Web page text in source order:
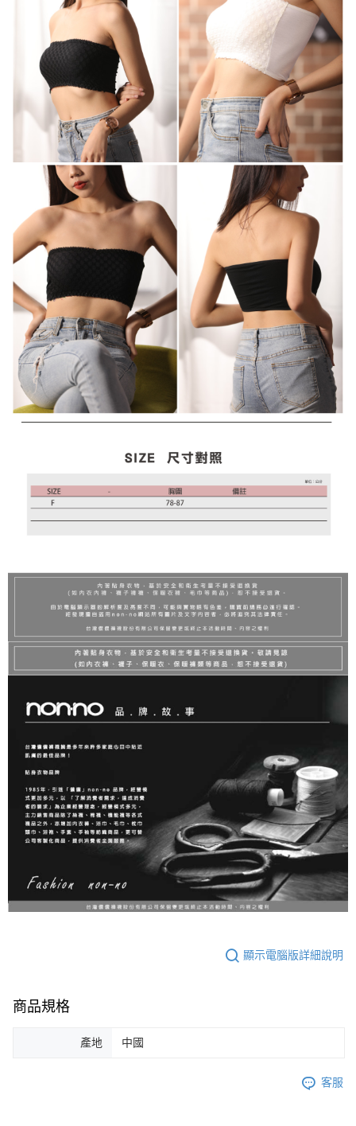
顯示電腦版詳細說明
商品規格
產地 中國
客服